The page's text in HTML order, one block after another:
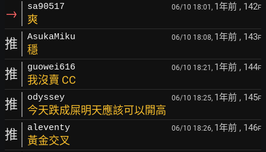
→ sa90517 06/10 18:01, 1年前 , 142F
爽
推 AsukaMiku 06/10 18:08, 1年前 , 143F
穩
推 guowei616 06/10 18:21, 1年前 , 144F
我沒賣 CC
推 odyssey 06/10 18:25, 1年前 , 145F
今天跌成屎明天應該可以開高
推 aleventy 06/10 18:26, 1年前 , 146F
黃金交叉